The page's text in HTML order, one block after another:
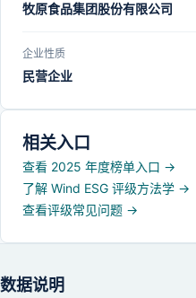
牧原食品集团股份有限公司
企业性质
民营企业
相关入口
查看 2025 年度榜单入口 →
了解 Wind ESG 评级方法学 →
查看评级常见问题 →
数据说明